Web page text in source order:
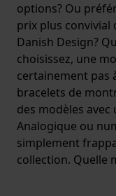
options? Ou
prix plus convivial
Danish Design?
choisissez, une
certainement pas
bracelets de
des modèles
Analogique ou
simplement
collection. Quelle